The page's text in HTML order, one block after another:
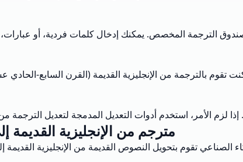
الترجمة المخصص. يمكنك إدخال كلمات فردية، أو
تقوم بالترجمة من الإنجليزية القديمة (القرن السابع-
إذا لزم الأمر، استخدم أدوات التعديل المدمجة لتعديل
مترجم من الإنجليزية القديمة
الصناعي تقوم بتحويل النصوص القديمة من الإنجليزية